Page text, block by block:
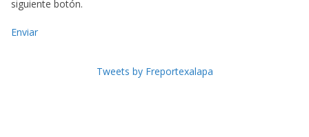
siguiente botón.
Enviar
Tweets by Freportexalapa